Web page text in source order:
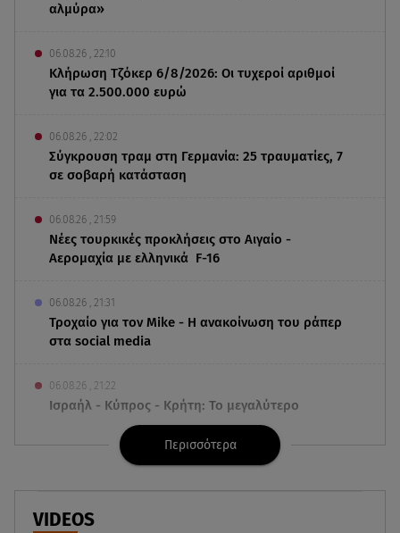
αλμύρα»
06.08.26 , 22:10
Κλήρωση Τζόκερ 6/8/2026: Οι τυχεροί αριθμοί
για τα 2.500.000 ευρώ
06.08.26 , 22:02
Σύγκρουση τραμ στη Γερμανία: 25 τραυματίες, 7
σε σοβαρή κατάσταση
06.08.26 , 21:59
Νέες τουρκικές προκλήσεις στο Αιγαίο -
Αερομαχία με ελληνικά F-16
06.08.26 , 21:31
Τροχαίο για τον Mike - Η ανακοίνωση του ράπερ
στα social media
06.08.26 , 21:22
Ισραήλ - Κύπρος - Κρήτη: Το μεγαλύτερο
υποθαλάσσιο καλώδιο στον κόσμο
Motor Oil: Δωρεά πυροσβεστικών οχημάτων και
Περισσότερα
VIDEOS